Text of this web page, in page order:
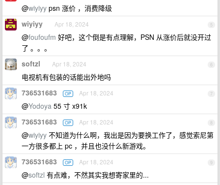
@wiyiyy psn 涨价 ，消费降级
5
wiyiyy Apr 18, 2024
@foufoufm 好吧，这个倒是有点理解，PSN 从涨价后就没开过
了 。。。
6
softzl Apr 18, 2024
电视机有包装的话能出外地吗
7
736531683 OP Apr 18, 2024
@Yodoya 55 寸 x91k
8
736531683 OP Apr 18, 2024
@wiyiyy 不知道为什么啊，我出是因为要换工作了，感觉索尼第
一方很多都上 pc ，并且也没什么新游戏。
9
736531683 OP Apr 18, 2024
@softzl 有点难，不然其实我想寄家里的...